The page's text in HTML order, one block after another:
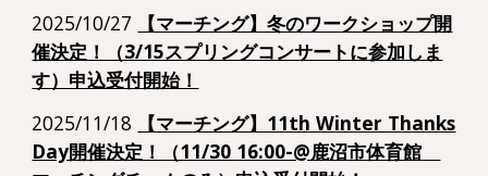
2025/10/27
【マーチング】冬のワークショップ開
催決定！（3/15スプリングコンサートに参加しま
す）申込受付開始！
2025/11/18
【マーチング】11th Winter Thanks
Day開催決定！（11/30 16:00-@鹿沼市体育館